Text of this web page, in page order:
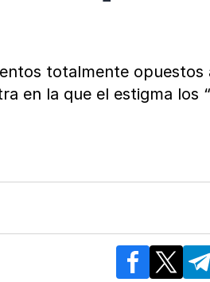
totalmente opuestos
en la que el estigma los
Facebook
X